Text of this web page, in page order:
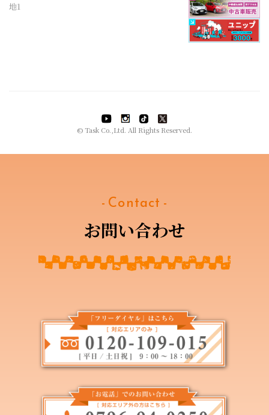
地1
© Task Co.,Ltd. All Rights Reserved.
- Contact -
お問い合わせ